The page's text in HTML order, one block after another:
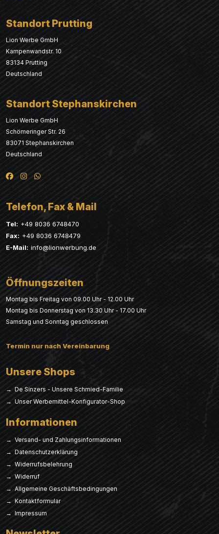
Standort Prutting
Lion Werbe GmbH
Kampenwandstr. 10
83134 Prutting
Deutschland
Standort Stephanskirchen
Lion Werbe GmbH
Schömeringer Str. 26
83071 Stephanskirchen
Deutschland
Telefon, Fax & Mail
Tel: +49 8036 6748470
Fax: +49 8036 6748479
E-Mail: info@lionwerbung.de
Öffnungszeiten
Montag bis Freitag von 09.00 Uhr - 12.00 Uhr
Montag bis Donnerstag von 13.30 Uhr - 17.00 Uhr
Samstag und Sonntag geschlossen
Termin nur nach Vereinbarung
Unsere Shops
→ De Sinzers - Unsere Schmied-Familie
→ Unser Werbemittel-Konfigurator-Shop
Informationen
→ Versand- und Zahlungsinformationen
→ Datenschutzerklärung
→ Widerrufsbelehrung
→ Widerruf
→ Allgemeine Geschäftsbedingungen
→ Kontaktformular
→ Impressum